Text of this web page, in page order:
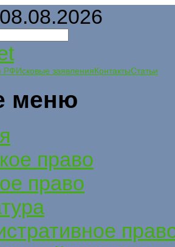
РФИсковые заявленияКонтактыСтатьи
меню
право
право